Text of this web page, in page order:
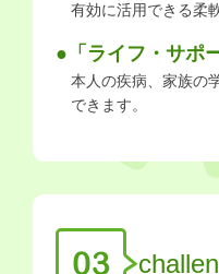
有効に活用できる柔
●「ライフ・サポ
本人の疾病、家族の
できます。